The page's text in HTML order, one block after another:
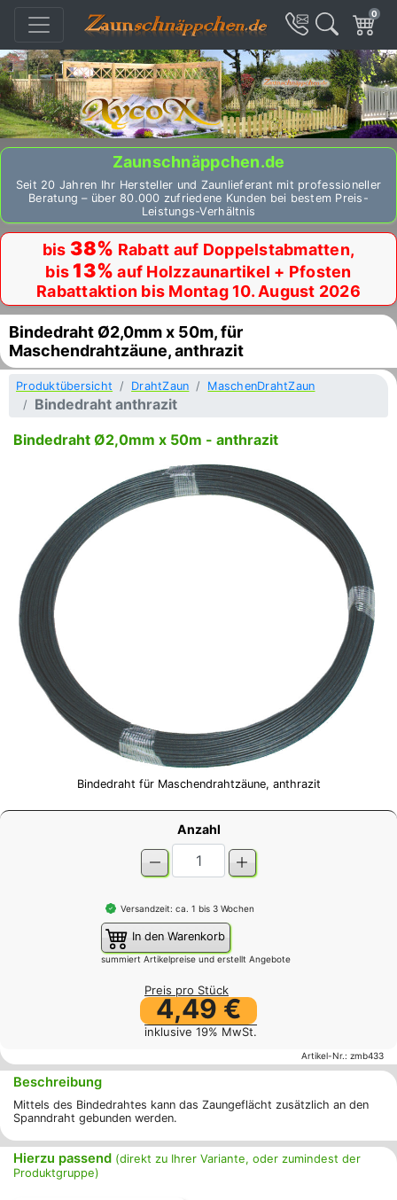
0
Zaunschnäppchen.de
Seit 20 Jahren Ihr Hersteller und Zaunlieferant mit professioneller
Beratung – über 80.000 zufriedene Kunden bei bestem Preis-
Leistungs-Verhältnis
bis 38% Rabatt auf Doppelstabmatten,
bis 13% auf Holzzaunartikel + Pfosten
Rabattaktion bis Montag 10. August 2026
Bindedraht Ø2,0mm x 50m, für
Maschendrahtzäune, anthrazit
Produktübersicht DrahtZaun MaschenDrahtZaun
Bindedraht anthrazit
Bindedraht Ø2,0mm x 50m - anthrazit
Bindedraht für Maschendrahtzäune, anthrazit
Anzahl
Versandzeit: ca. 1 bis 3 Wochen
In den Warenkorb
summiert Artikelpreise und erstellt Angebote
Preis pro Stück
4,49 €
inklusive 19% MwSt.
Artikel-Nr.: zmb433
Beschreibung
Mittels des Bindedrahtes kann das Zaungeflächt zusätzlich an den
Spanndraht gebunden werden.
Hierzu passend (direkt zu Ihrer Variante, oder zumindest der
Produktgruppe)